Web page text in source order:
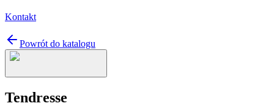
Kontakt
Powrót do katalogu
Tendresse